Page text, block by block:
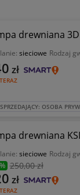
drewniana 3D
sieciowe Rodzaj
zł
SPRZEDAJĄCY: OSOBA
drewniana
sieciowe Rodzaj
250,00 zł
zł